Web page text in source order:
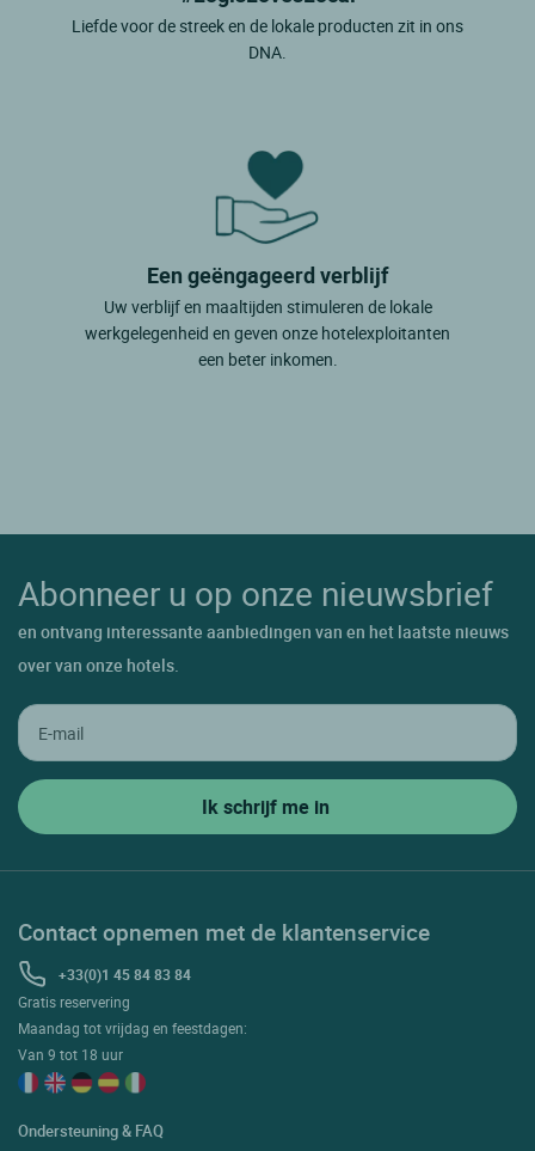
Liefde voor de streek en de lokale producten zit in ons
DNA.
Een geëngageerd verblijf
Uw verblijf en maaltijden stimuleren de lokale
werkgelegenheid en geven onze hotelexploitanten
een beter inkomen.
Abonneer u op onze nieuwsbrief
en ontvang interessante aanbiedingen van en het laatste nieuws
over van onze hotels.
Contact opnemen met de klantenservice
+33(0)1 45 84 83 84
Gratis reservering
Maandag tot vrijdag en feestdagen:
Van 9 tot 18 uur
Ondersteuning & FAQ